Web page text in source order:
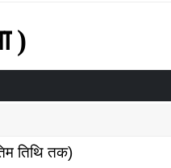
)
तिथि तक)